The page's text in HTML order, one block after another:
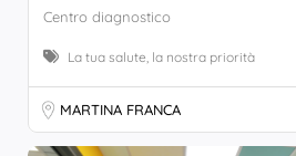
Centro diagnostico
La tua salute, la nostra priorità
MARTINA FRANCA